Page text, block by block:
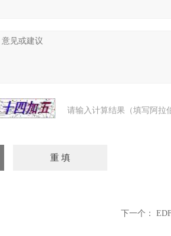
请输入计算结果（填写阿拉
下一个：